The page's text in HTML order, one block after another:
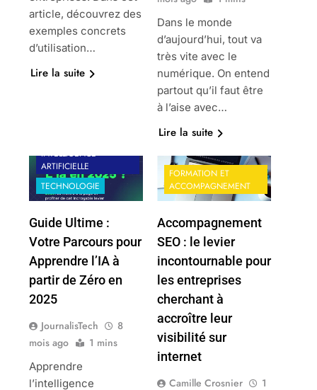
article, découvrez des
exemples concrets
d’utilisation…
Lire la suite
Dans le monde
d’aujourd’hui, tout va
très vite avec le
numérique. On entend
partout qu’il faut être
à l’aise avec…
Lire la suite
INTELLIGENCE
ARTIFICIELLE
TECHNOLOGIE
Guide Ultime :
Votre Parcours pour
Apprendre l’IA à
partir de Zéro en
2025
JournalisTech
8
mois ago
1 mins
Apprendre
l’intelligence
FORMATION ET
ACCOMPAGNEMENT
Accompagnement
SEO : le levier
incontournable pour
les entreprises
cherchant à
accroître leur
visibilité sur
internet
Camille Crosnier
1